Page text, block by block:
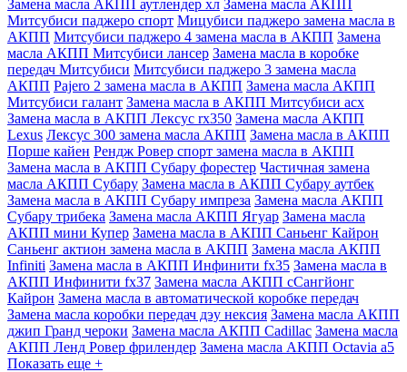
Замена масла АКПП аутлендер хл Замена масла АКПП
Митсубиси паджеро спорт Мицубиси паджеро замена масла в
АКПП Митсубиси паджеро 4 замена масла в АКПП Замена
масла АКПП Митсубиси лансер Замена масла в коробке
передач Митсубиси Митсубиси паджеро 3 замена масла
АКПП Pajero 2 замена масла в АКПП Замена масла АКПП
Митсубиси галант Замена масла в АКПП Митсубиси асх
Замена масла в АКПП Лексус rx350 Замена масла АКПП
Lexus Лексус 300 замена масла АКПП Замена масла в АКПП
Порше кайен Рендж Ровер спорт замена масла в АКПП
Замена масла в АКПП Субару форестер Частичная замена
масла АКПП Субару Замена масла в АКПП Субару аутбек
Замена масла в АКПП Субару импреза Замена масла АКПП
Субару трибека Замена масла АКПП Ягуар Замена масла
АКПП мини Купер Замена масла в АКПП Саньенг Кайрон
Саньенг актион замена масла в АКПП Замена масла АКПП
Infiniti Замена масла в АКПП Инфинити fx35 Замена масла в
АКПП Инфинити fx37 Замена масла АКПП сСангйонг
Кайрон Замена масла в автоматической коробке передач
Замена масла коробки передач дэу нексия Замена масла АКПП
джип Гранд чероки Замена масла АКПП Cadillac Замена масла
АКПП Ленд Ровер фрилендер Замена масла АКПП Octavia a5
Показать еще +